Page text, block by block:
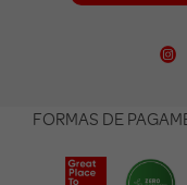
FORMAS DE